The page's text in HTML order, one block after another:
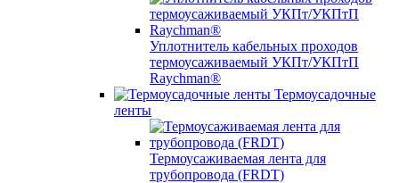
Уплотнитель кабельных проходов
термоусаживаемый УКПт/УКПтП
Raychman®
Термоусадочные
ленты
Термоусаживаемая лента для
трубопровода (FRDT)